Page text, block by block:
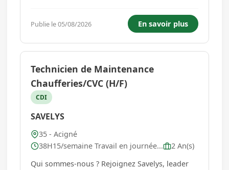
des équipements de chauffage, de froid et de
ventilation auprès des particuliers et des
professionnels, nou...
Publie le 05/08/2026 En savoir plus
Technicien de Maintenance
Chaufferies/CVC (H/F)
CDI
SAVELYS
35 - Acigné
38H15/semaine Travail en journée...
2 An(s)
Qui sommes-nous ? Rejoignez Savelys, leader